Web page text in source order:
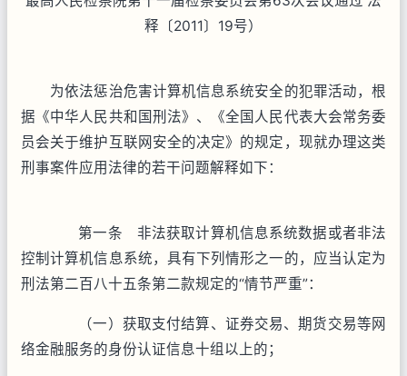
释〔2011〕19号）
为依法惩治危害计算机信息系统安全的犯罪活动，根
据《中华人民共和国刑法》、《全国人民代表大会常务委
员会关于维护互联网安全的决定》的规定，现就办理这类
刑事案件应用法律的若干问题解释如下：
第一条 非法获取计算机信息系统数据或者非法
控制计算机信息系统，具有下列情形之一的，应当认定为
刑法第二百八十五条第二款规定的“情节严重”：
（一）获取支付结算、证券交易、期货交易等网
络金融服务的身份认证信息十组以上的；